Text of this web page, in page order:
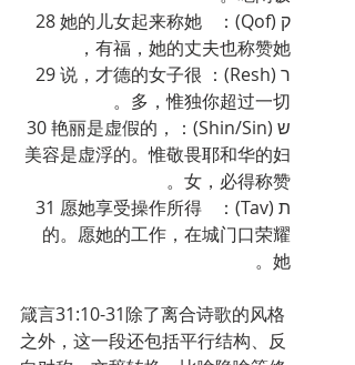
ק (Qof)：	28 她的儿女起来称她
有福，她的丈夫也称赞她，
ר (Resh)：	29 说，才德的女子很
多，惟独你超过一切。
ש (Shin/Sin)：30 艳丽是虚假的，
美容是虚浮的。惟敬畏耶和华的妇
女，必得称赞。
ת (Tav)：	31 愿她享受操作所得
的。愿她的工作，在城门口荣耀
她。
箴言31:10-31除了离合诗歌的风格
之外，这一段还包括平行结构、反